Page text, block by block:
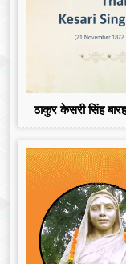
ठाकुर केसरी सिंह